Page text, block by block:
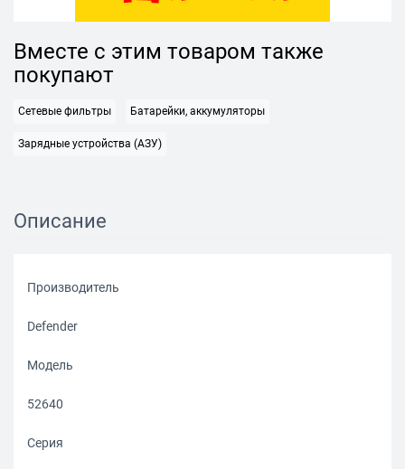
Вместе с этим товаром также
покупают
Сетевые фильтры Батарейки, аккумуляторы
Зарядные устройства (АЗУ)
Описание
Производитель
Defender
Модель
52640
Серия